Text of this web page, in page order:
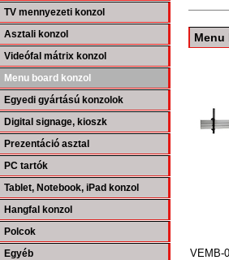
TV mennyezeti konzol
Asztali konzol
Videófal mátrix konzol
Menu board konzol
Egyedi gyártású konzolok
Digital signage, kioszk
Prezentáció asztal
PC tartók
Tablet, Notebook, iPad konzol
Hangfal konzol
Polcok
Egyéb
Menu
VEMB-